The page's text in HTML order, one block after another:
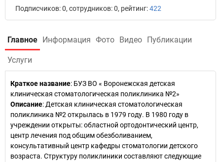
Подписчиков: 0, сотрудников: 0, рейтинг:422
Главное Информация Фото Видео Публикации
Услуги
Краткое название: БУЗ ВО « Воронежская детская
клиническая стоматологическая поликлиника №2»
Описание: Детская клиническая стоматологическая
поликлиника №2 открылась в 1979 году. В 1980 году в
учреждении открыты: областной ортодонтический центр,
центр лечения под общим обезболиванием,
консультативный центр кафедры стоматологии детского
возраста. Структуру поликлиники составляют следующие